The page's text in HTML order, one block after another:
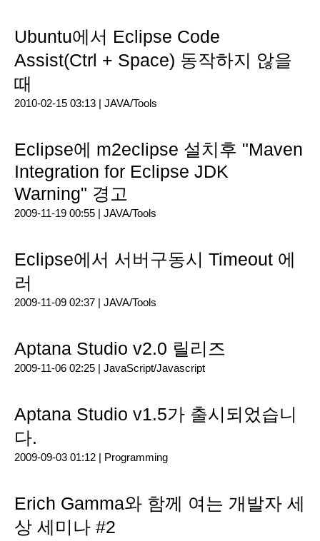
Ubuntu에서 Eclipse Code
Assist(Ctrl + Space) 동작하지 않을
때
2010-02-15 03:13 | JAVA/Tools
Eclipse에 m2eclipse 설치후 "Maven
Integration for Eclipse JDK
Warning" 경고
2009-11-19 00:55 | JAVA/Tools
Eclipse에서 서버구동시 Timeout 에
러
2009-11-09 02:37 | JAVA/Tools
Aptana Studio v2.0 릴리즈
2009-11-06 02:25 | JavaScript/Javascript
Aptana Studio v1.5가 출시되었습니
다.
2009-09-03 01:12 | Programming
Erich Gamma와 함께 여는 개발자 세
상 세미나 #2